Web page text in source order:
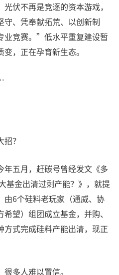
伏不再是竞逐的资本游戏，
、凭奉献拓荒、以创新制
业竞赛。”低水平重复建设暂
，正在孕育新生态。
？
五月，赶碳号曾经发文《多
基金出清过剩产能？》，就提
由6个硅料老玩家（通威、协
望）组团成立基金，并购、
式完成硅料产能出清，现正
多人难以置信。